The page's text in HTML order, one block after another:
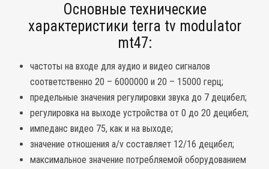
Основные технические
характеристики terra tv modulator
mt47:
частоты на входе для аудио и видео сигналов
соответственно 20 – 6000000 и 20 – 15000 герц;
предельные значения регулировки звука до 7 децибел;
регулировка на выходе устройства от 0 до 20 децибел;
импеданс видео 75, как и на выходе;
значение отношения a/v составляет 12/16 децибел;
максимальное значение потребляемой оборудованием